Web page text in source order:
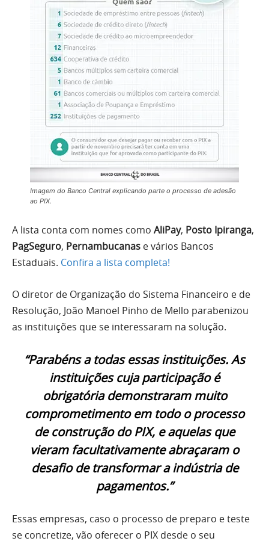
Imagem do Banco Central explicando parte o processo de adesão
ao PIX.
A lista conta com nomes como AliPay, Posto Ipiranga,
PagSeguro, Pernambucanas e vários Bancos
Estaduais. Confira a lista completa!
O diretor de Organização do Sistema Financeiro e de
Resolução, João Manoel Pinho de Mello parabenizou
as instituições que se interessaram na solução.
“Parabéns a todas essas instituições. As
instituições cuja participação é
obrigatória demonstraram muito
comprometimento em todo o processo
de construção do PIX, e aquelas que
vieram facultativamente abraçaram o
desafio de transformar a indústria de
pagamentos.”
Essas empresas, caso o processo de preparo e teste
se concretize, vão oferecer o PIX desde o seu